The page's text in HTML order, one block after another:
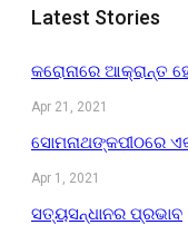
Latest Stories
କରୋନାରେ ଆକ୍ରାନ୍ତ
Apr 21, 2021
ସୋମନାଥଙ୍କପୀଠରେ
Apr 1, 2021
ସତ୍ୟସନ୍ଧାନର ପ୍ରଭାବ